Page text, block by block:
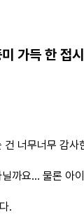
가득 한 접시
너무너무 감사
까요... 물론 아
.